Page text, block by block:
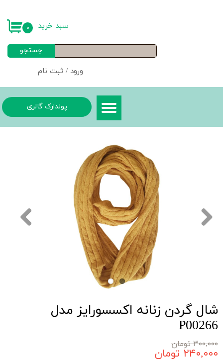
ورود / ثبت نام
خروج از حساب کاربری
جستجو
۰ سبد خرید
پولدارک گالری
شال گردن زنانه اکسسورایز مدل
P00266
۳۰۰,۰۰۰ تومان
۲۴۰,۰۰۰ تومان